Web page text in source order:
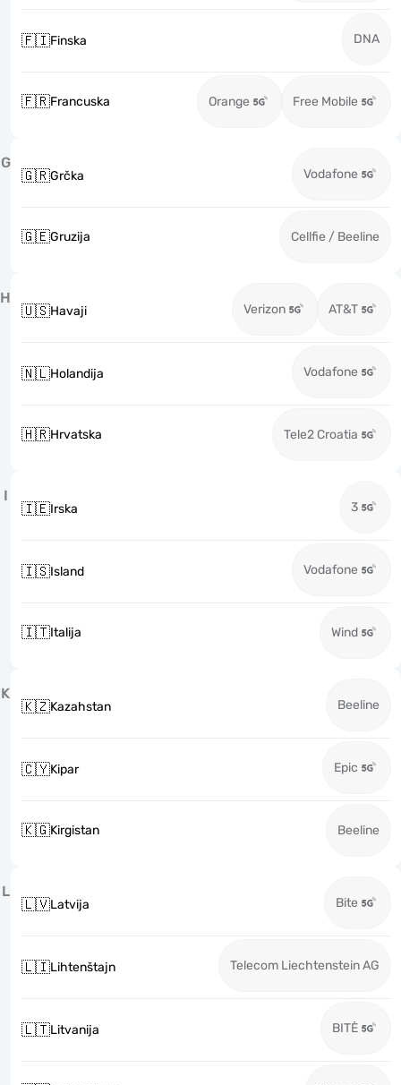
🇫🇮Finska DNA
🇫🇷Francuska Orange Free Mobile
G
🇬🇷Grčka Vodafone
🇬🇪Gruzija Cellfie / Beeline
H
🇺🇸Havaji Verizon AT&T
🇳🇱Holandija Vodafone
🇭🇷Hrvatska Tele2 Croatia
I
🇮🇪Irska 3
🇮🇸Island Vodafone
🇮🇹Italija Wind
K
🇰🇿Kazahstan Beeline
🇨🇾Kipar Epic
🇰🇬Kirgistan Beeline
L
🇱🇻Latvija Bite
🇱🇮Lihtenštajn Telecom Liechtenstein AG
🇱🇹Litvanija BITĖ